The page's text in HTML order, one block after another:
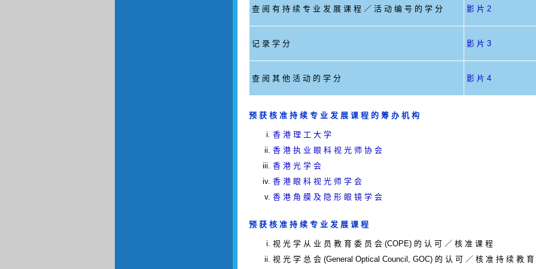
查 阅 有 持 续 专 业 发 展 课 程 ／ 活 动 编 号 的 学 分 影 片 2
记 录 学 分 影 片 3
查 阅 其 他 活 动 的 学 分 影 片 4
预 获 核 准 持 续 专 业 发 展 课 程 的 筹 办 机 构
香 港 理 工 大 学
香 港 执 业 眼 科 视 光 师 协 会
香 港 光 学 会
香 港 眼 科 视 光 师 学 会
香 港 角 膜 及 隐 形 眼 镜 学 会
预 获 核 准 持 续 专 业 发 展 课 程
视 光 学 从 业 员 教 育 委 员 会 (COPE) 的 认 可 ／ 核 准 课 程
视 光 学 总 会 (General Optical Council, GOC) 的 认 可 ／ 核 准 持 续 教